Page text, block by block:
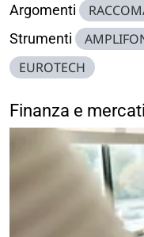
Argomenti
Strumenti
EUROTECH
Finanza e mercati